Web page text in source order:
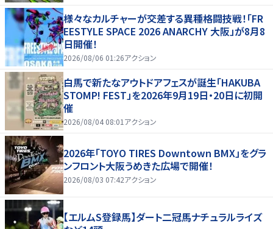
様々なカルチャーが交差する異種格闘技戦！「FR
EESTYLE SPACE 2026 ANARCHY 大阪」が8月8
日開催！
2026/08/06 01:26アクション
白馬で新たなアウトドアフェスが誕生「HAKUBA
STOMP! FEST」を2026年9月19日・20日に初開
催
2026/08/04 08:01 アクション
2026年「TOYO TIRES Downtown BMX」をグラ
ンフロント大阪うめきた広場で開催！
2026/08/03 07:42アクション
【エルムS登録馬】ダート二冠馬ナチュラルライズ